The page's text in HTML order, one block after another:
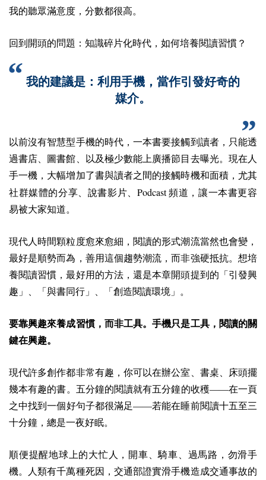
我的聽眾滿意度，分數都很高。
回到開頭的問題：知識碎片化時代，如何培養閱讀習慣？
我的建議是：利用手機，當作引發好奇的
媒介。
以前沒有智慧型手機的時代，一本書要接觸到讀者，只能透
過書店、圖書館、以及極少數能上廣播節目去曝光。現在人
手一機，大幅增加了書與讀者之間的接觸時機和面積，尤其
社群媒體的分享、說書影片、 Podcast頻道，讓一本書更容
易被大家知道。
現代人時間顆粒度愈來愈細，閱讀的形式潮流當然也會變，
最好是順勢而為，善用這個趨勢潮流，而非強硬抵抗。想培
養閱讀習慣，最好用的方法，還是本章開頭提到的「引發興
趣」、「與書同行」、「創造閱讀環境」。
要靠興趣來養成習慣，而非工具。手機只是工具，閱讀的關
鍵在興趣。
現代許多創作都非常有趣，你可以在辦公室、書桌、床頭擺
幾本有趣的書。五分鐘的閱讀就有五分鐘的收穫——在一頁
之中找到一個好句子都很滿足——若能在睡前閱讀十五至三
十分鐘，總是一夜好眠。
順便提醒地球上的大忙人，開車、騎車、過馬路，勿滑手
機。人類有千萬種死因，交通部證實滑手機造成交通事故的